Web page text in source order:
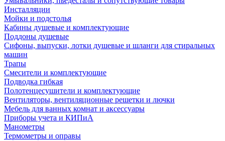
Инсталляции
Мойки и подстолья
Кабины душевые и комплектующие
Поддоны душевые
Сифоны, выпуски, лотки душевые и шланги для стиральных
машин
Трапы
Смесители и комплектующие
Подводка гибкая
Полотенцесушители и комплектующие
Вентиляторы, вентиляционные решетки и лючки
Мебель для ванных комнат и аксессуары
Приборы учета и КИПиА
Манометры
Термометры и оправы